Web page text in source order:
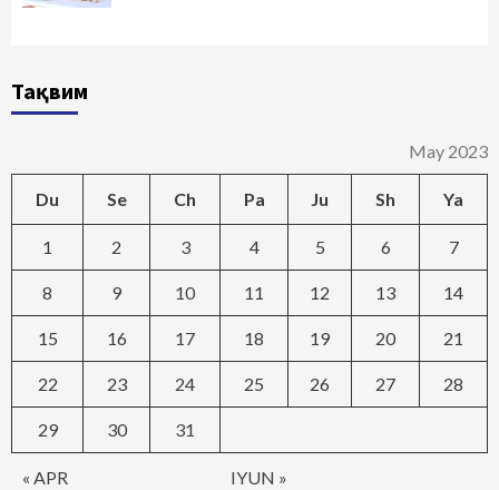
Тақвим
May 2023
Du Se Ch Pa Ju Sh Ya
« APR IYUN »
1 2 3 4 5 6 7
8 9 10 11 12 13 14
15 16 17 18 19 20 21
22 23 24 25 26 27 28
29 30 31